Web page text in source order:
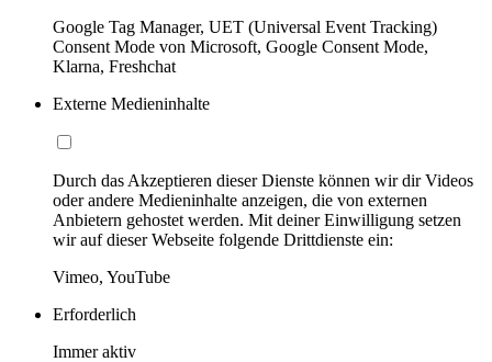
Google Tag Manager, UET (Universal Event Tracking)
Consent Mode von Microsoft, Google Consent Mode,
Klarna, Freshchat
Externe Medieninhalte
Durch das Akzeptieren dieser Dienste können wir dir Videos
oder andere Medieninhalte anzeigen, die von externen
Anbietern gehostet werden. Mit deiner Einwilligung setzen
wir auf dieser Webseite folgende Drittdienste ein:
Vimeo, YouTube
Erforderlich
Immer aktiv